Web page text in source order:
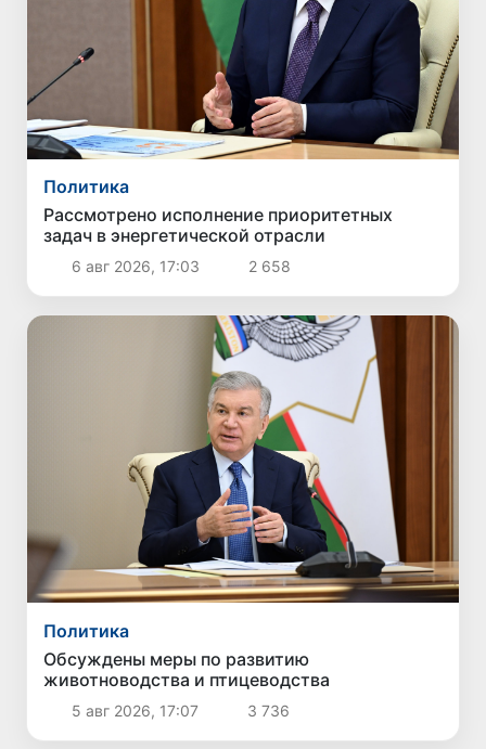
Политика
Рассмотрено исполнение приоритетных
задач в энергетической отрасли
6 авг 2026, 17:03 2 658
Политика
Обсуждены меры по развитию
животноводства и птицеводства
5 авг 2026, 17:07 3 736